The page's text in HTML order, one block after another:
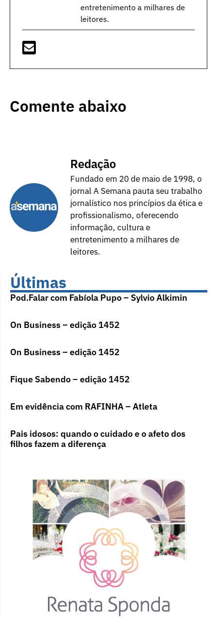
entretenimento a milhares de
leitores.
Comente abaixo
Redação
Fundado em 20 de maio de 1998, o
jornal A Semana pauta seu trabalho
jornalístico nos princípios da ética e
profissionalismo, oferecendo
informação, cultura e
entretenimento a milhares de
leitores.
Últimas
Pod.Falar com Fabíola Pupo – Sylvio Alkimin
On Business – edição 1452
On Business – edição 1452
Fique Sabendo – edição 1452
Em evidência com RAFINHA – Atleta
Pais idosos: quando o cuidado e o afeto dos
filhos fazem a diferença